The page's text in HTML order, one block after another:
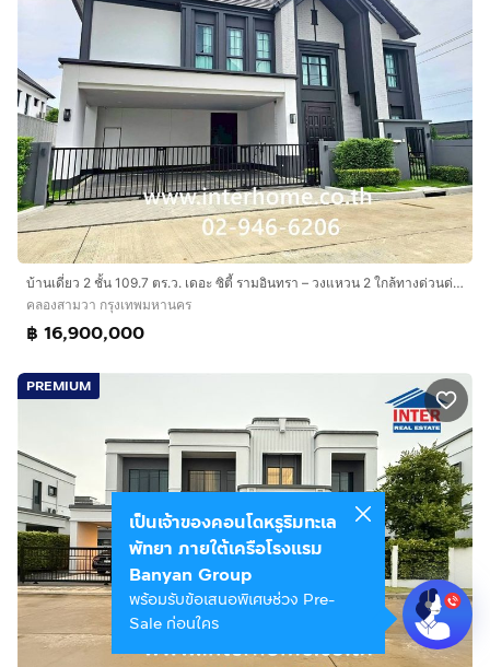
บ้านเดี่ยว 2 ชั้น 109.7 ตร.ว. เดอะ ซิตี้ รามอินทรา – วงแหวน 2 ใกล้ทางด่วนด่านจตุโชติ และโรงเรียนนวมินทราชินูทิศ เบญจมราชาลัย
คลองสามวา กรุงเทพมหานคร
฿ 16,900,000
PREMIUM
เป็นเจ้าของคอนโดหรูริมทะเล
พัทยา ภายใต้เครือโรงแรม
Banyan Group
พร้อมรับข้อเสนอพิเศษช่วง Pre-
Sale ก่อนใคร